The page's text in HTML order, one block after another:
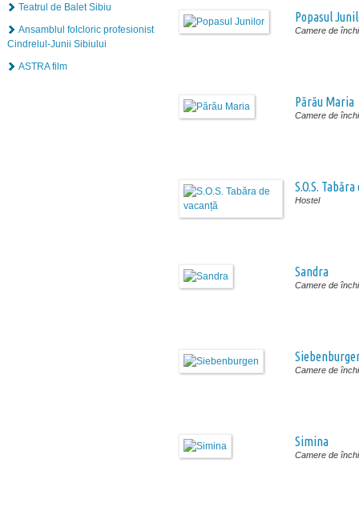
Teatrul de Balet Sibiu
Ansamblul folcloric profesionist
Cindrelul-Junii Sibiului
ASTRA film
Popasul
Camere de
Părău Maria
Camere de
S.O.S.
Hostel
Sandra
Camere de
Camere de
Simina
Camere de